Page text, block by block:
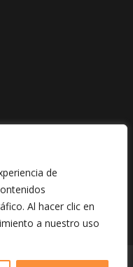
de
Al hacer clic en
a nuestro uso
por Bit Informática